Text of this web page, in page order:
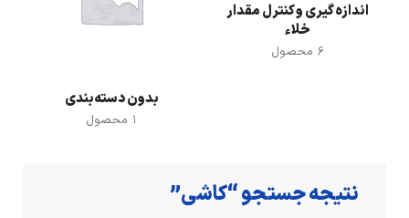
اندازه گیری و کنترل مقدار
خلاء
6 محصول
بدون دسته‌بندی
1 محصول
نتیجه جستجو “کاشی”